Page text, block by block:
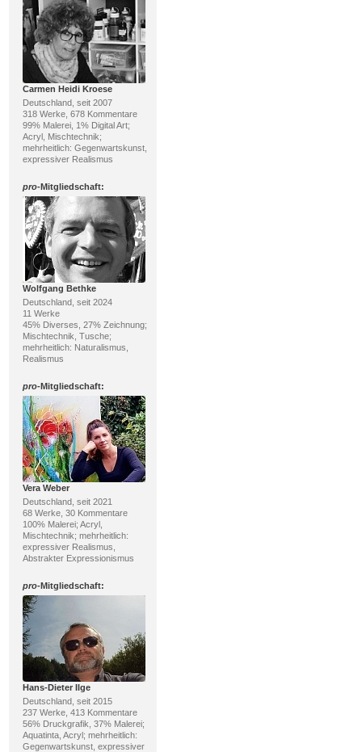
Carmen Heidi Kroese
Deutschland, seit 2007
318 Werke, 678 Kommentare
99% Malerei, 1% Digital Art;
Acryl, Mischtechnik;
mehrheitlich: Gegenwartskunst,
expressiver Realismus
pro-Mitgliedschaft:
Wolfgang Bethke
Deutschland, seit 2024
11 Werke
45% Diverses, 27% Zeichnung;
Mischtechnik, Tusche;
mehrheitlich: Naturalismus,
Realismus
pro-Mitgliedschaft:
Vera Weber
Deutschland, seit 2021
68 Werke, 30 Kommentare
100% Malerei; Acryl,
Mischtechnik; mehrheitlich:
expressiver Realismus,
Abstrakter Expressionismus
pro-Mitgliedschaft:
Hans-Dieter Ilge
Deutschland, seit 2015
237 Werke, 413 Kommentare
56% Druckgrafik, 37% Malerei;
Aquatinta, Acryl; mehrheitlich:
Gegenwartskunst, expressiver